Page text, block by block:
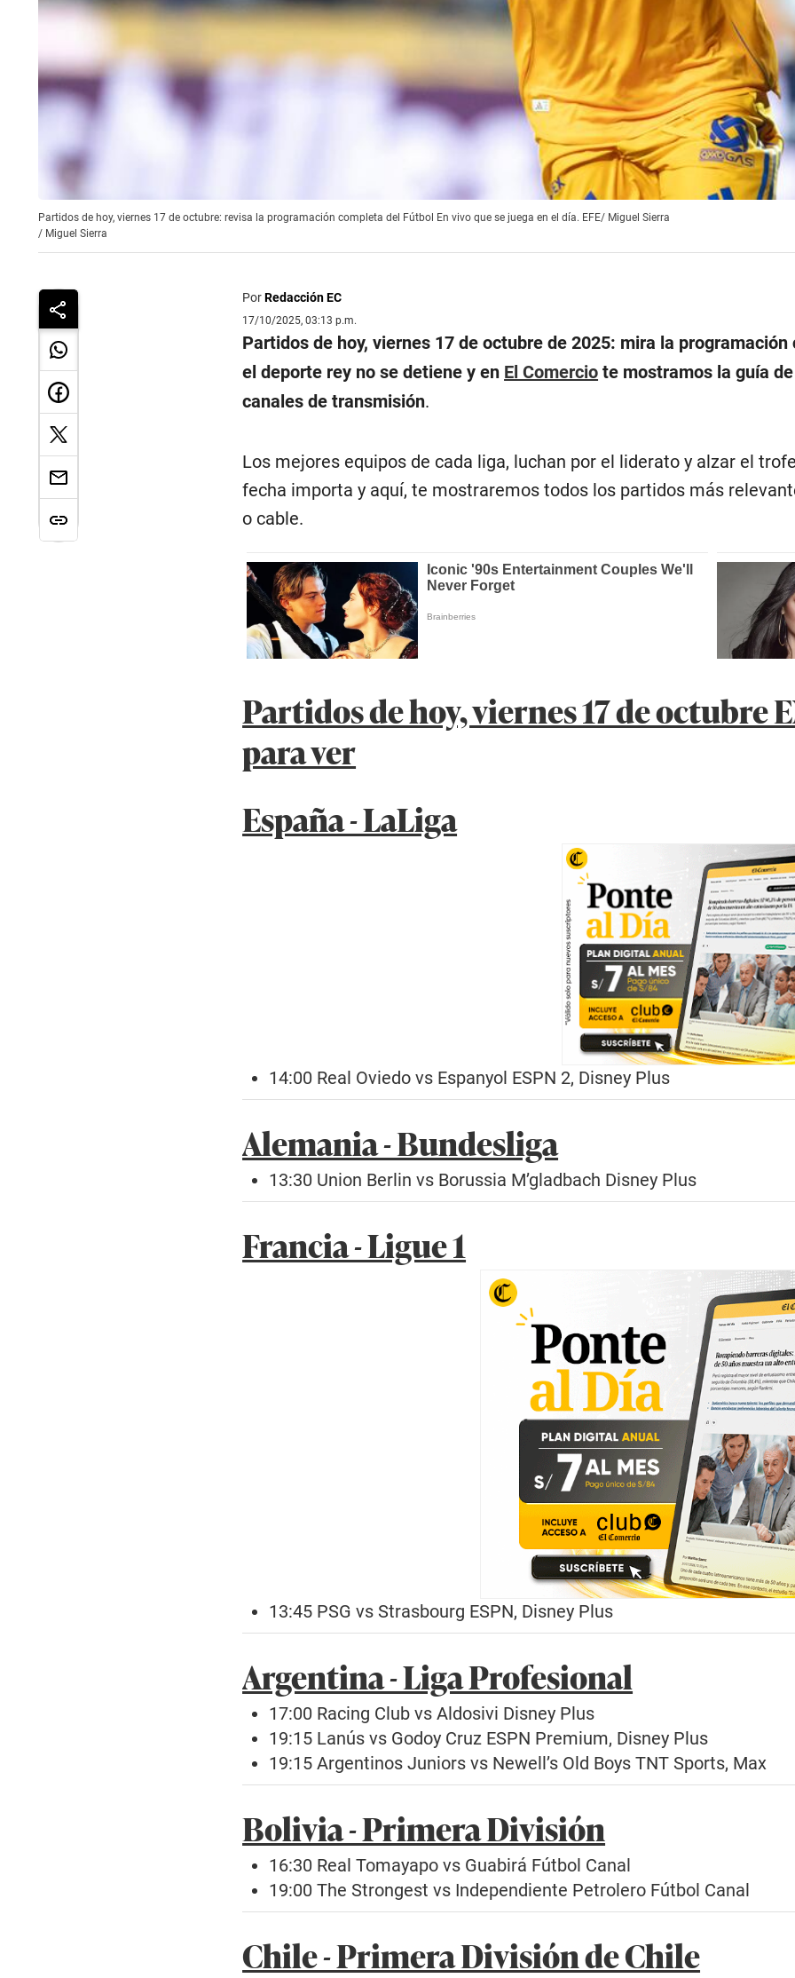
Partidos de hoy, viernes 17 de octubre: revisa la programación completa del Fútbol En vivo que se juega en el día. EFE/ Miguel Sierra
/ Miguel Sierra
PorRedacción EC
17/10/2025, 03:13 p.m.
Partidos de hoy, viernes 17 de octubre de 2025: mira la
el deporte rey no se detiene y en El Comercio te mostramos la guía
canales de transmisión.
Los mejores equipos de cada liga, luchan por el liderato y alzar el
fecha importa y aquí, te mostraremos todos los partidos más
o cable.
Partidos de hoy, viernes 17 de octubre
para ver
España - LaLiga
14:00 Real Oviedo vs Espanyol ESPN 2, Disney Plus
Alemania - Bundesliga
13:30 Union Berlin vs Borussia M’gladbach Disney Plus
Francia - Ligue 1
13:45 PSG vs Strasbourg ESPN, Disney Plus
Argentina - Liga Profesional
17:00 Racing Club vs Aldosivi Disney Plus
19:15 Lanús vs Godoy Cruz ESPN Premium, Disney Plus
19:15 Argentinos Juniors vs Newell’s Old Boys TNT Sports, Max
Bolivia - Primera División
16:30 Real Tomayapo vs Guabirá Fútbol Canal
19:00 The Strongest vs Independiente Petrolero Fútbol Canal
Chile - Primera División de Chile